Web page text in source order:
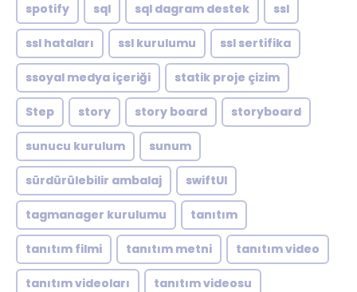
spotify sql sql dagram destek ssl
ssl hataları ssl kurulumu ssl sertifika
ssoyal medya içeriği statik proje çizim
Step story story board storyboard
sunucu kurulum sunum
sürdürülebilir ambalaj swiftUI
tagmanager kurulumu tanıtım
tanıtım filmi tanıtım metni tanıtım video
tanıtım videoları tanıtım videosu